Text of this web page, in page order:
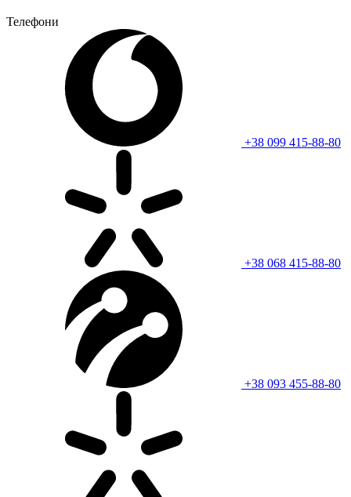
Телефони
+38 099 415-88-80
+38 068 415-88-80
+38 093 455-88-80